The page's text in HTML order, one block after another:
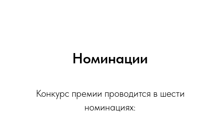
Номинации
Конкурс премии проводится в шести
номинациях: